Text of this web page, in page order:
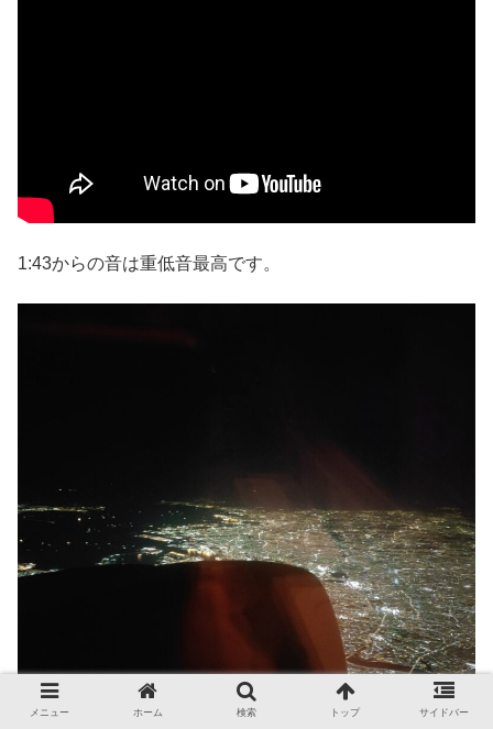
1:43からの音は重低音最高です。
メニュー ホーム 検索 トップ サイドバー